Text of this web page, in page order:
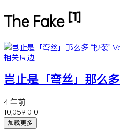
The Fake [1]
相关周边
岂止是「弯丝」那么
4 年前
10,059 0 0
加载更多